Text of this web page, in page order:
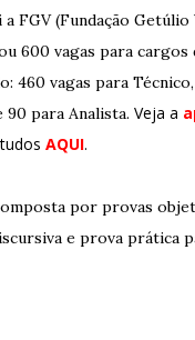
FGV (Fundação Getúlio
600 vagas para cargos
460 vagas para
para Analista. Veja a
AQUI.
por provas
e prova prática